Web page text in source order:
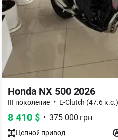
Honda NX 500 2026
III поколение • E-Clutch (47.6 к.с.)
8 410 $ • 375 000 грн
Цепной привод